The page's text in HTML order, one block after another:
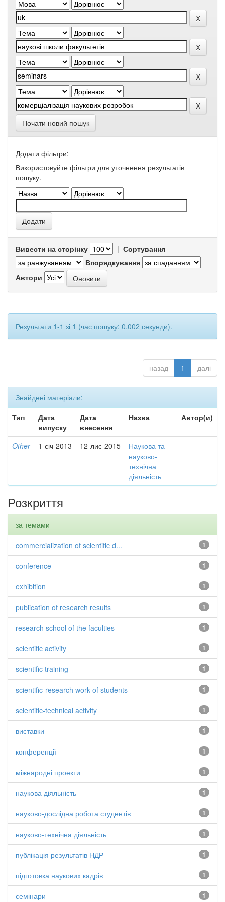
Почати новий пошук
Додати фільтри:
Використовуйте фільтри для уточнення результатів
пошуку.
Вивести на сторінку | Сортування
Впорядкування
Автори
Результати 1-1 зі 1 (час пошуку: 0.002 секунди).
назад 1 далі
Знайдені матеріали:
Тип
Дата
випуску
Дата
внесення
Назва Автор(и)
Other 1-січ-2013 12-лис-2015
Наукова та
науково-
технічна
діяльність
-
Розкриття
за темами
1
commercialization of scientific d...
1
conference
1
exhibition
1
publication of research results
1
research school of the faculties
1
scientific activity
1
scientific training
1
scientific-research work of students
1
scientific-technical activity
1
виставки
1
конференції
1
міжнародні проекти
1
наукова діяльність
1
науково-дослідна робота студентів
1
науково-технічна діяльність
1
публікація результатів НДР
1
підготовка наукових кадрів
1
семінари